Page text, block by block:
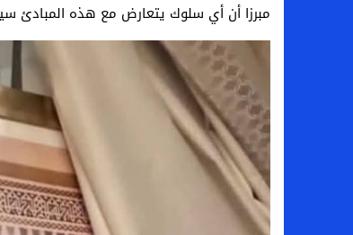
مبرزا أن أي سلوك يتعارض مع هذه المبادئ